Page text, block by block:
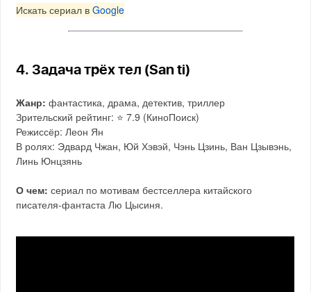
Искать сериал вGoogle
4. Задача трёх тел (San ti)
Жанр: фантастика, драма, детектив, триллер
Зрительский рейтинг: ⭐️ 7.9 (КиноПоиск)
Режиссёр: Леон Ян
В ролях: Эдвард Чжан, Юй Хэвэй, Чэнь Цзинь, Ван Цзывэнь,
Линь Юнцзянь
О чем: сериал по мотивам бестселлера китайского
писателя-фантаста Лю Цысиня.